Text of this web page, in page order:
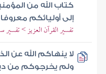
كتاب الله من
إلى أوليائكم
تفسير القرآن العزيز >
لا ينهاكم الله عن
ولم يخرجوكم من